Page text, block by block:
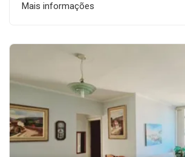
Mais informações